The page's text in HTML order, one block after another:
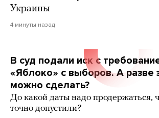
Украины
4 минуты назад
В суд подали иск с
«Яблоко» с выборов. А разве
можно сделать?
До какой даты надо продержаться,
точно допустили?